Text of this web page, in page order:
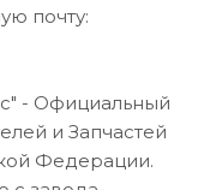
почту:
- Официальный
и Запчастей
Федерации.